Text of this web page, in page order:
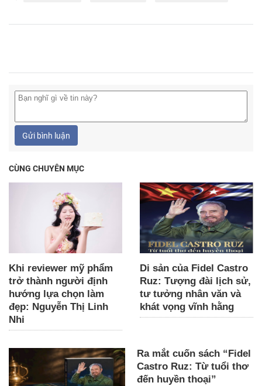
Gửi bình luận
CÙNG CHUYÊN MỤC
Khi reviewer mỹ phẩm
trở thành người định
hướng lựa chọn làm
đẹp: Nguyễn Thị Linh
Nhi
Di sản của Fidel Castro
Ruz: Tượng đài lịch sử,
tư tưởng nhân văn và
khát vọng vĩnh hằng
Ra mắt cuốn sách “Fidel
Castro Ruz: Từ tuổi thơ
đến huyền thoại”